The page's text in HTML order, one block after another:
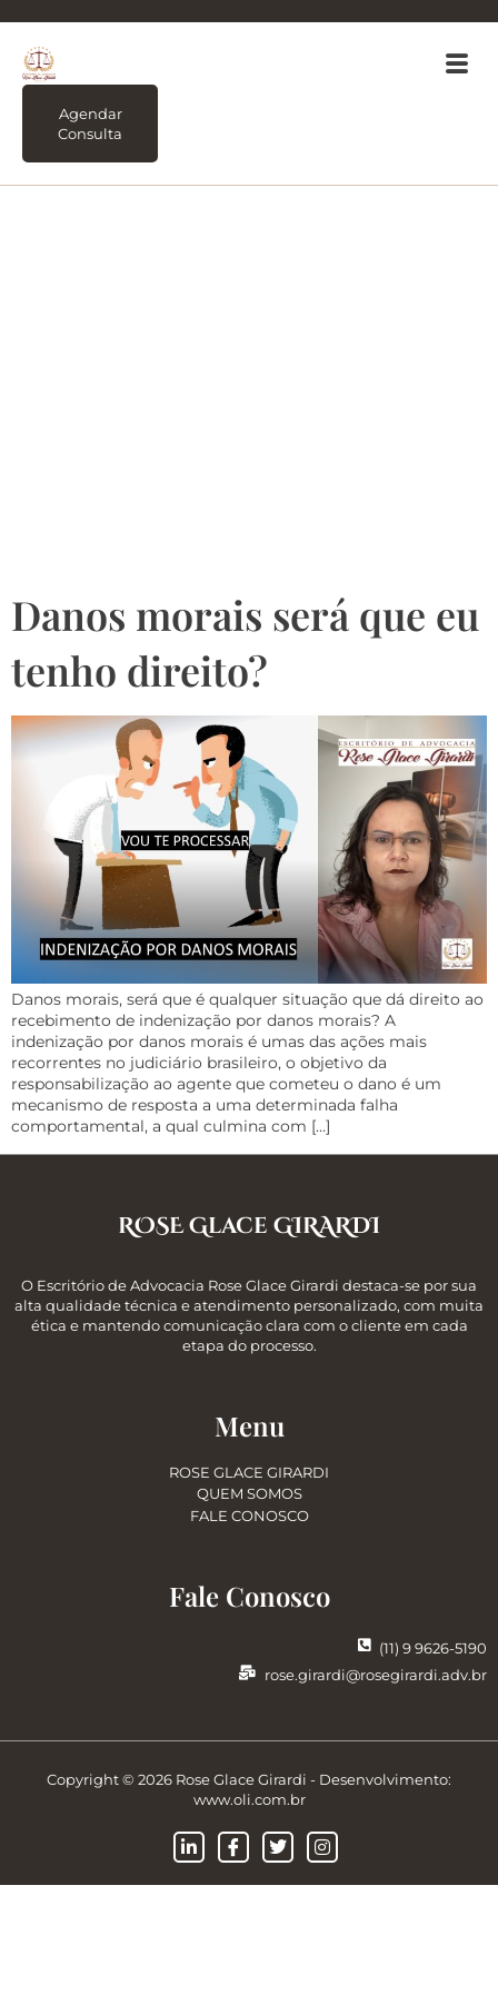
Agendar
Consulta
Danos morais será que eu
tenho direito?
Danos morais, será que é qualquer situação que dá direito ao
recebimento de indenização por danos morais? A
indenização por danos morais é umas das ações mais
recorrentes no judiciário brasileiro, o objetivo da
responsabilização ao agente que cometeu o dano é um
mecanismo de resposta a uma determinada falha
comportamental, a qual culmina com […]
ROSE Glace GIRARDI
O Escritório de Advocacia Rose Glace Girardi destaca-se por sua
alta qualidade técnica e atendimento personalizado, com muita
ética e mantendo comunicação clara com o cliente em cada
etapa do processo.
Menu
ROSE GLACE GIRARDI
QUEM SOMOS
FALE CONOSCO
Fale Conosco
(11) 9 9626-5190
rose.girardi@rosegirardi.adv.br
Copyright © 2026 Rose Glace Girardi - Desenvolvimento:
www.oli.com.br